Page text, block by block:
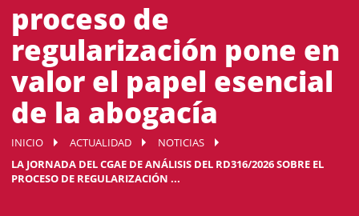
proceso de
regularización pone en
valor el papel esencial
de la abogacía
INICIO ACTUALIDAD
NOTICIAS
LA JORNADA DEL CGAE DE ANÁLISIS DEL RD316/2026 SOBRE EL
PROCESO DE REGULARIZACIÓN ...